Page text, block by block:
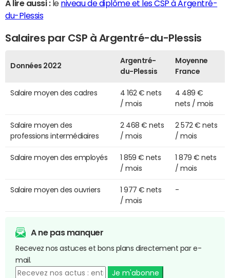
A lire aussi :le niveau de diplôme et les CSP à Argentré-
du-Plessis
Salaires par CSP à Argentré-du-Plessis
Données 2022
Argentré-
du-Plessis
Moyenne
France
Salaire moyen des cadres
4 162 € nets
/ mois
4 489 €
nets / mois
Salaire moyen des
professions intermédiaires
2 468 € nets
/ mois
2 572 € nets
/ mois
Salaire moyen des employés
1 859 € nets
/ mois
1 879 € nets
/ mois
Salaire moyen des ouvriers
1 977 € nets
/ mois
-
A ne pas manquer
Recevez nos astuces et bons plans directement par e-
mail.
Je m'abonne